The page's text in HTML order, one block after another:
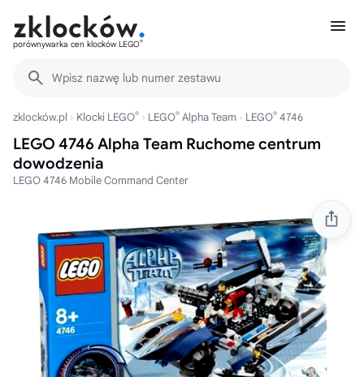
porównywarka cen klocków LEGO®
Wpisz nazwę lub numer zestawu
zklocków.pl Klocki LEGO® LEGO® Alpha Team LEGO® 4746
LEGO 4746 Alpha Team Ruchome centrum
dowodzenia
LEGO 4746 Mobile Command Center